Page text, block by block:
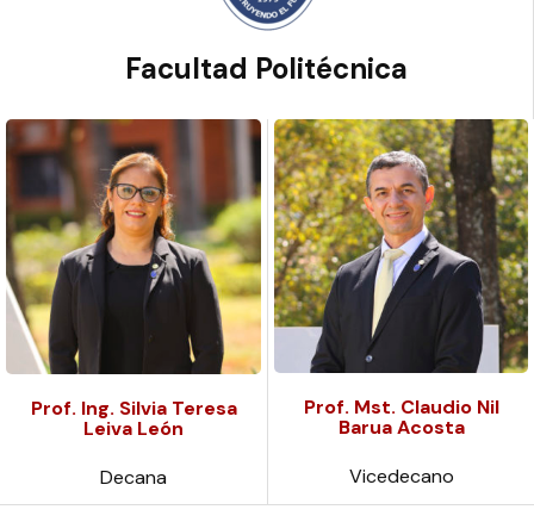
Facultad Politécnica
Prof. Ing. Silvia Teresa
Leiva León
Decana
Prof. Mst. Claudio Nil
Barua Acosta
Vicedecano